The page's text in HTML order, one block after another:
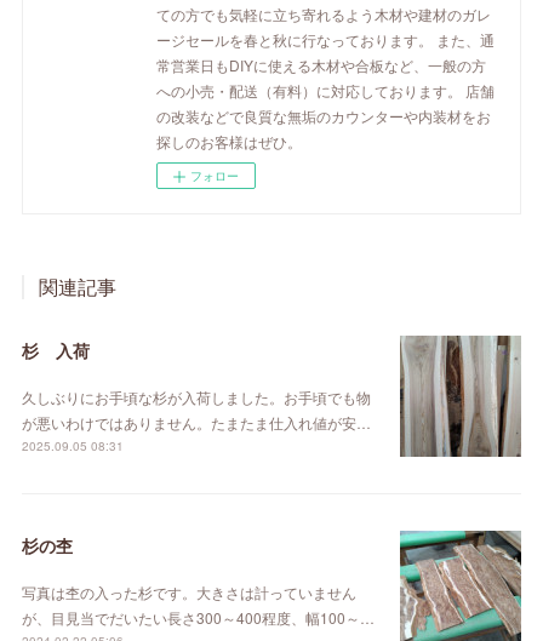
ての方でも気軽に立ち寄れるよう木材や建材のガレ
ージセールを春と秋に行なっております。 また、通
常営業日もDIYに使える木材や合板など、一般の方
への小売・配送（有料）に対応しております。 店舗
の改装などで良質な無垢のカウンターや内装材をお
探しのお客様はぜひ。
フォロー
関連記事
杉 入荷
久しぶりにお手頃な杉が入荷しました。お手頃でも物
が悪いわけではありません。たまたま仕入れ値が安…
2025.09.05 08:31
杉の杢
写真は杢の入った杉です。大きさは計っていません
が、目見当でだいたい長さ300～400程度、幅100～…